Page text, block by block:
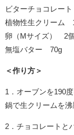
ビターチョコレー
植物性生クリーム
卵（Mサイズ） 2
無塩バター 70g
＜作り方＞
1．オーブンを190
鍋で生クリームを沸
2．チョコレートと